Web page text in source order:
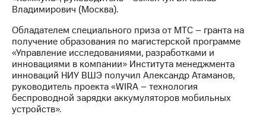
выкупа
акций
Дивиденды
Рынок
облигаций
Описание
Еврооблигации-2023
Уведомление
о
Владимирович (Москва).
Обладателем специального приза от МТС – гранта на
получение образования по магистерской программе
«Управление исследованиями, разработками и
инновациями в компании» Института менеджмента
инноваций НИУ ВШЭ получил Александр Атаманов,
руководитель проекта «WIRA – технология
беспроводной зарядки аккумуляторов мобильных
устройств».